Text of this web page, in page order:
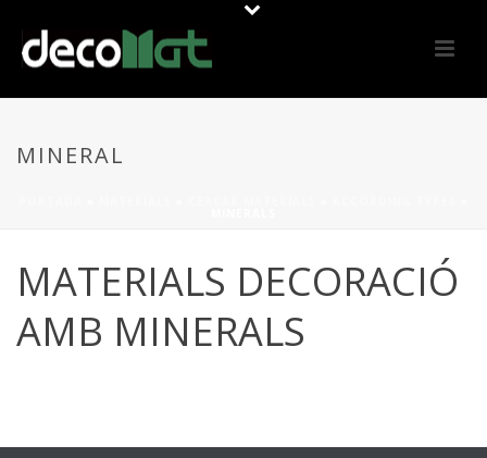
MINERAL
MATERIALS DECORACIÓ
AMB MINERALS